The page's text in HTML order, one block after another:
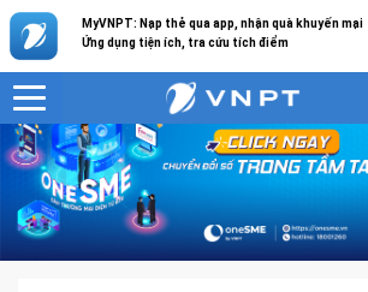
MyVNPT: Nạp thẻ qua app, nhận quà khuyến mại
Ứng dụng tiện ích, tra cứu tích điểm
VNPT Sản phẩm - Dịch vụ Dịch vụ M2M IOT